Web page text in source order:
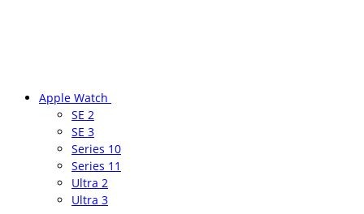
Apple Watch
SE 2
SE 3
Series 10
Series 11
Ultra 2
Ultra 3